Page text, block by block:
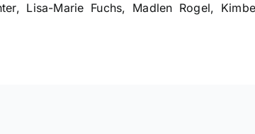
Lisa-Marie Fuchs, Madlen Rogel,